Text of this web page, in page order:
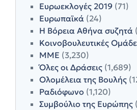
Ευρωεκλογές 2019 (71)
Ευρωπαϊκά (24)
Η Βόρεια Αθήνα συζητά
Κοινοβουλευτικές
ΜΜΕ (3,230)
Όλες οι Δράσεις (1,689)
Ολομέλεια της Βουλής
Ραδιόφωνο (1,120)
Συμβούλιο της Ευρώπης